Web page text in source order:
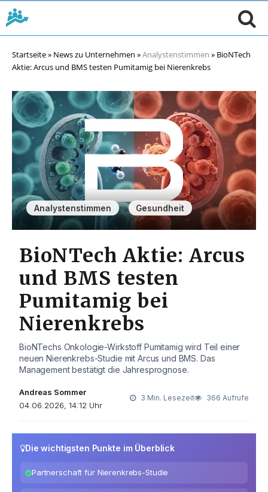
Startseite» News zu Unternehmen »Analystenstimmen » BioNTech
Aktie: Arcus und BMS testen Pumitamig bei Nierenkrebs
Analystenstimmen , Gesundheit
BioNTech Aktie: Arcus
und BMS testen
Pumitamig bei
Nierenkrebs
BioNTechs Onkologie-Wirkstoff Pumitamig wird Teil einer
neuen Nierenkrebs-Studie mit Arcus und BMS. Das
Management bestätigt die Jahresprognose.
Andreas Sommer
04.06.2026, 14:12 Uhr
3 Min. Lesezeit 366 Aufrufe
Die wichtigsten Punkte im Überblick
Partnerschaft für Nierenkrebs-Studie